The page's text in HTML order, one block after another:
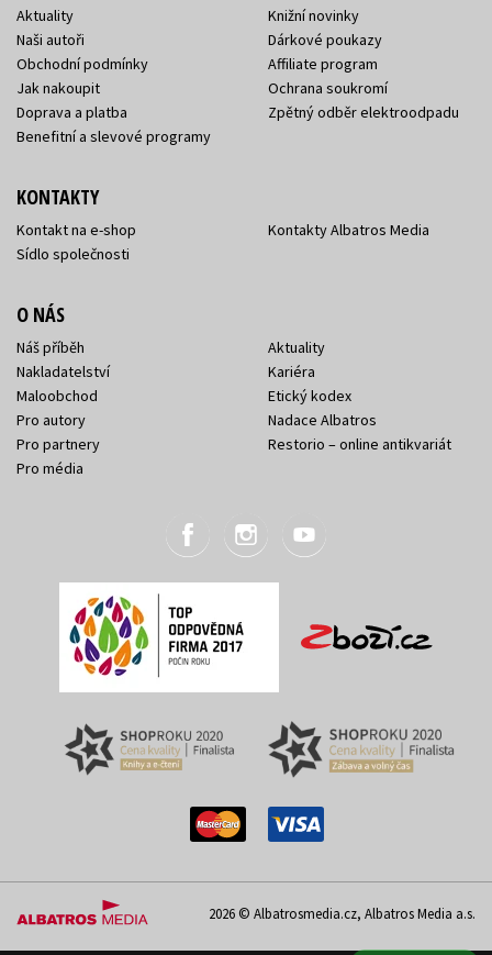
Aktuality
Naši autoři
Obchodní podmínky
Jak nakoupit
Doprava a platba
Benefitní a slevové programy
Knižní novinky
Dárkové poukazy
Affiliate program
Ochrana soukromí
Zpětný odběr elektroodpadu
KONTAKTY
Kontakt na e-shop
Sídlo společnosti
Kontakty Albatros Media
O NÁS
Náš příběh
Nakladatelství
Maloobchod
Pro autory
Pro partnery
Pro média
Aktuality
Kariéra
Etický kodex
Nadace Albatros
Restorio – online antikvariát
2026 © Albatrosmedia.cz, Albatros Media a.s.